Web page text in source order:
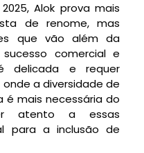
Alok prova mais
de renome, mas
que vão além da
comercial e
delicada e requer
a diversidade de
é mais necessária do
atento a essas
para a inclusão de